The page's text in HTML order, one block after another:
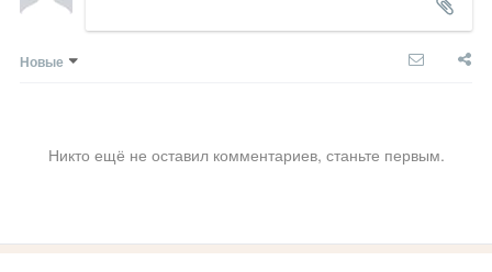
Новые
Никто ещё не оставил комментариев, станьте первым.